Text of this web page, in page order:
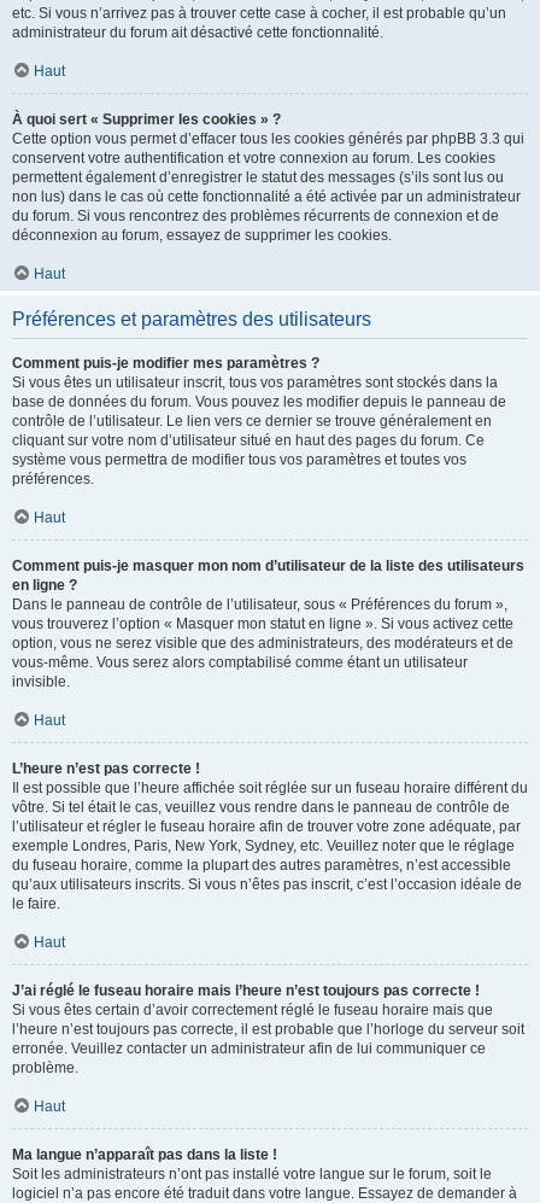
etc. Si vous n’arrivez pas à trouver cette case à cocher, il est probable qu’un
administrateur du forum ait désactivé cette fonctionnalité.
Haut
À quoi sert « Supprimer les cookies » ?
Cette option vous permet d’effacer tous les cookies générés par phpBB 3.3 qui
conservent votre authentification et votre connexion au forum. Les cookies
permettent également d’enregistrer le statut des messages (s’ils sont lus ou
non lus) dans le cas où cette fonctionnalité a été activée par un administrateur
du forum. Si vous rencontrez des problèmes récurrents de connexion et de
déconnexion au forum, essayez de supprimer les cookies.
Haut
Préférences et paramètres des utilisateurs
Comment puis-je modifier mes paramètres ?
Si vous êtes un utilisateur inscrit, tous vos paramètres sont stockés dans la
base de données du forum. Vous pouvez les modifier depuis le panneau de
contrôle de l’utilisateur. Le lien vers ce dernier se trouve généralement en
cliquant sur votre nom d’utilisateur situé en haut des pages du forum. Ce
système vous permettra de modifier tous vos paramètres et toutes vos
préférences.
Haut
Comment puis-je masquer mon nom d’utilisateur de la liste des utilisateurs
en ligne ?
Dans le panneau de contrôle de l’utilisateur, sous « Préférences du forum »,
vous trouverez l’option « Masquer mon statut en ligne ». Si vous activez cette
option, vous ne serez visible que des administrateurs, des modérateurs et de
vous-même. Vous serez alors comptabilisé comme étant un utilisateur
invisible.
Haut
L’heure n’est pas correcte !
Il est possible que l’heure affichée soit réglée sur un fuseau horaire différent du
vôtre. Si tel était le cas, veuillez vous rendre dans le panneau de contrôle de
l’utilisateur et régler le fuseau horaire afin de trouver votre zone adéquate, par
exemple Londres, Paris, New York, Sydney, etc. Veuillez noter que le réglage
du fuseau horaire, comme la plupart des autres paramètres, n’est accessible
qu’aux utilisateurs inscrits. Si vous n’êtes pas inscrit, c’est l’occasion idéale de
le faire.
Haut
J’ai réglé le fuseau horaire mais l’heure n’est toujours pas correcte !
Si vous êtes certain d’avoir correctement réglé le fuseau horaire mais que
l’heure n’est toujours pas correcte, il est probable que l’horloge du serveur soit
erronée. Veuillez contacter un administrateur afin de lui communiquer ce
problème.
Haut
Ma langue n’apparaît pas dans la liste !
Soit les administrateurs n’ont pas installé votre langue sur le forum, soit le
logiciel n’a pas encore été traduit dans votre langue. Essayez de demander à